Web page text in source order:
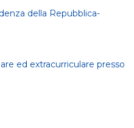
della Repubblica-
ed extracurriculare presso